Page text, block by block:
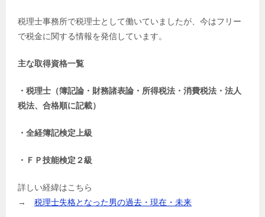
税理士事務所で税理士として働いていましたが、今はフリー
で税金に関する情報を発信しています。
主な取得資格一覧
・税理士（簿記論・財務諸表論・所得税法・消費税法・法人
税法、合格順に記載）
・全経簿記検定上級
・ＦＰ技能検定２級
詳しい経緯はこちら
→ 税理士失格となった男の過去・現在・未来